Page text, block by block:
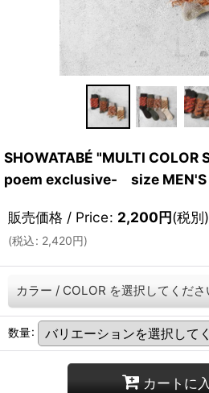
SHOWATABÉ "MULTI COLOR
poem exclusive- size MEN'S
販売価格 / Price: 2,200円(税別)
(税込: 2,420円)
カラー / COLOR を選択してくださ
数量:
カートに